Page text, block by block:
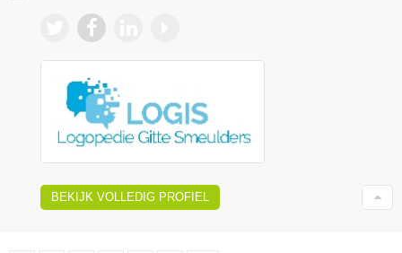
BEKIJK VOLLEDIG PROFIEL